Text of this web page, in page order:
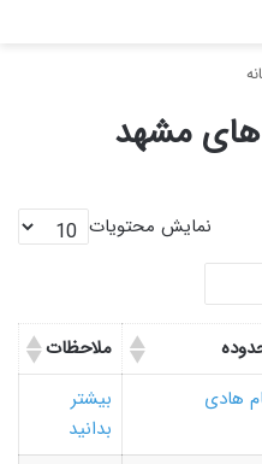
های مشهد
نمایش محتویات
ملاحظات
هادی
بیشتر
بدانید